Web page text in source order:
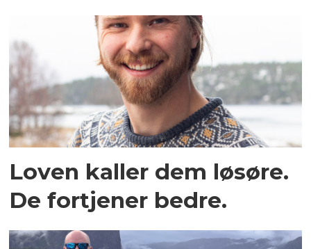
Loven kaller dem løsøre.
De fortjener bedre.